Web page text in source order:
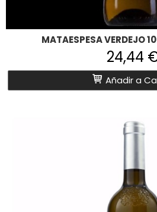
MATAESPESA VERDEJO
24,44
Añadir a